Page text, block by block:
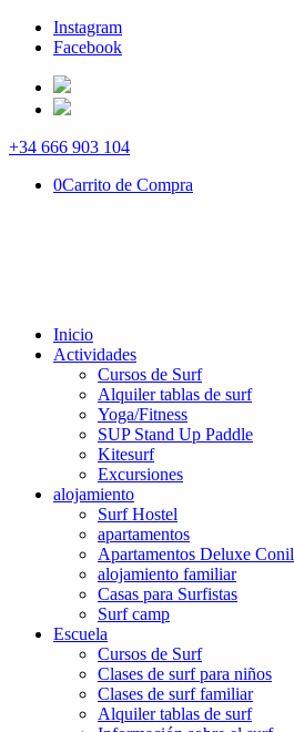
Instagram
Facebook
+34 666 903 104
0Carrito de Compra
Inicio
Actividades
Cursos de Surf
Alquiler tablas de surf
Yoga/Fitness
SUP Stand Up Paddle
Kitesurf
Excursiones
alojamiento
Surf Hostel
apartamentos
Apartamentos Deluxe Conil
alojamiento familiar
Casas para Surfistas
Surf camp
Escuela
Cursos de Surf
Clases de surf para niños
Clases de surf familiar
Alquiler tablas de surf